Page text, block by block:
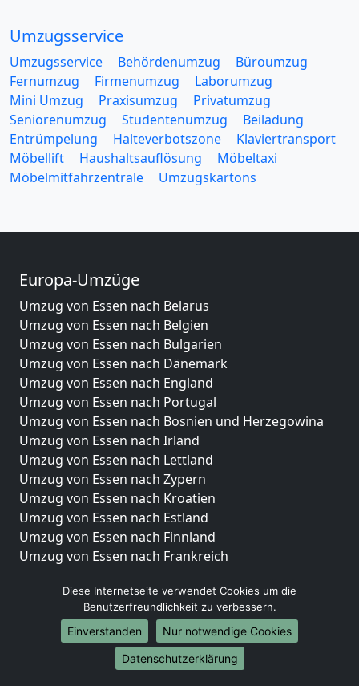
Umzugsservice
Umzugsservice Behördenumzug
Büroumzug
Fernumzug
Firmenumzug
Laborumzug
Mini Umzug
Praxisumzug
Privatumzug
Seniorenumzug
Studentenumzug
Beiladung
Entrümpelung
Halteverbotszone
Klaviertransport
Möbellift
Haushaltsauflösung
Möbeltaxi
Möbelmitfahrzentrale
Umzugskartons
Europa-Umzüge
Umzug von Essen nach Belarus
Umzug von Essen nach Belgien
Umzug von Essen nach Bulgarien
Umzug von Essen nach Dänemark
Umzug von Essen nach England
Umzug von Essen nach Portugal
Umzug von Essen nach Bosnien und Herzegowina
Umzug von Essen nach Irland
Umzug von Essen nach Lettland
Umzug von Essen nach Zypern
Umzug von Essen nach Kroatien
Umzug von Essen nach Estland
Umzug von Essen nach Finnland
Umzug von Essen nach Frankreich
Umzug von Essen nach Italien
Umzug von Essen nach Liechtenstein
Umzug von Essen nach Luxemburg
Umzug von Essen nach Niederlande
Umzug von Essen nach Norwegen
Diese Internetseite verwendet Cookies um die
Benutzerfreundlichkeit zu verbessern.
Einverstanden
Nur notwendige Cookies
Datenschutzerklärung